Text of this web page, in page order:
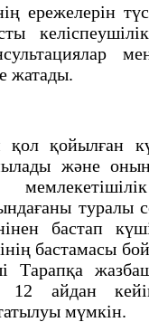
ережелерін
жатады.
қойылған
және
туралы
бастап
бастамасы
Тарапқа
12 айдан
мүмкін.